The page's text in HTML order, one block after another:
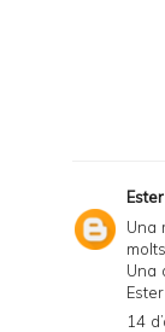
Ester
Una
Una
Ester
14